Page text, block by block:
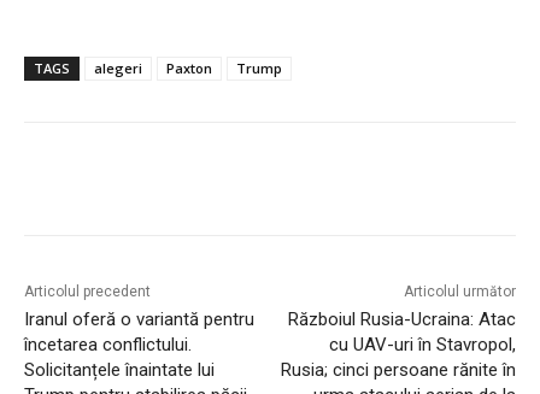
TAGS alegeri Paxton Trump
Articolul precedent
Iranul oferă o variantă pentru
încetarea conflictului.
Solicitanțele înaintate lui
Articolul următor
Războiul Rusia-Ucraina: Atac
cu UAV-uri în Stavropol,
Rusia; cinci persoane rănite în